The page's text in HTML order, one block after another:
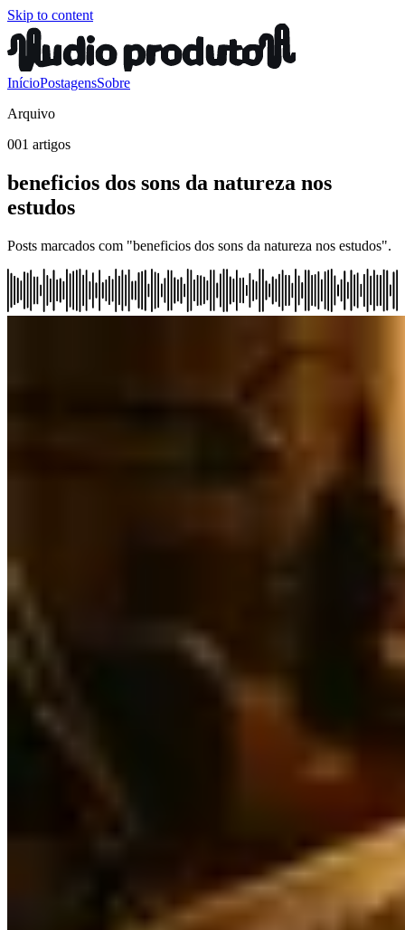
Skip to content
InícioPostagensSobre
Arquivo
001 artigos
beneficios dos sons da natureza nos
estudos
Posts marcados com "beneficios dos sons da natureza nos estudos".